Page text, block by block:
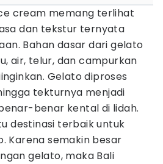
cream memang terlihat
dan tekstur ternyata
Bahan dasar dari gelato
air, telur, dan campurkan
Gelato diproses
tekturnya menjadi
benar kental di lidah.
destinasi terbaik untuk
Karena semakin besar
gelato, maka Bali